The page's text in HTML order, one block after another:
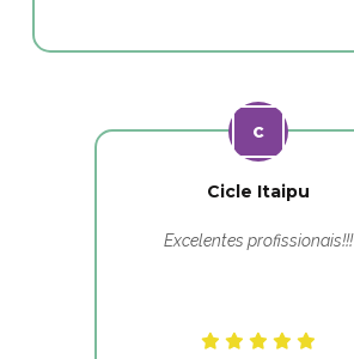
Cicle Itaipu
Excelentes profissionais!!!